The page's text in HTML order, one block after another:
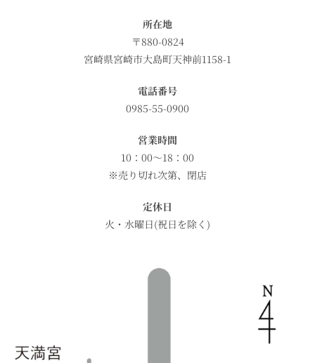
所在地
〒880-0824
宮崎県宮崎市大島町天神前1158-1
電話番号
0985-55-0900
営業時間
10：00～18：00
※売り切れ次第、閉店
定休日
火・水曜日(祝日を除く)